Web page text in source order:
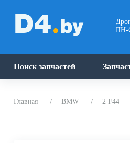
ПН-
Поиск запчастей
Главная BMW 2 F44